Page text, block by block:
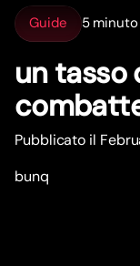
Guide 5
un tasso
Pubblicato il
bunq